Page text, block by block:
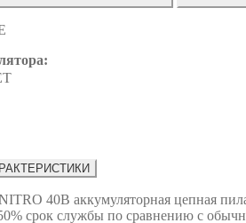
40В аккумуляторная цепная
срок службы по сравнению с